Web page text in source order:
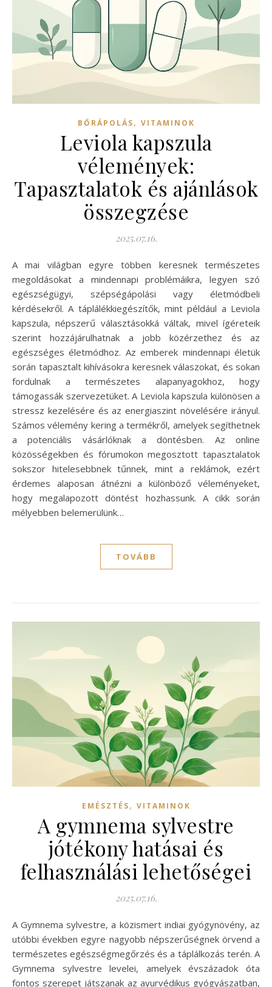
BŐRÁPOLÁS, VITAMINOK
Leviola kapszula
vélemények:
Tapasztalatok és ajánlások
összegzése
2025.07.16.
A mai világban egyre többen keresnek természetes
megoldásokat a mindennapi problémáikra, legyen szó
egészségügyi, szépségápolási vagy életmódbeli
kérdésekről. A táplálékkiegészítők, mint például a Leviola
kapszula, népszerű választásokká váltak, mivel ígéreteik
szerint hozzájárulhatnak a jobb közérzethez és az
egészséges életmódhoz. Az emberek mindennapi életük
során tapasztalt kihívásokra keresnek válaszokat, és sokan
fordulnak a természetes alapanyagokhoz, hogy
támogassák szervezetüket. A Leviola kapszula különösen a
stressz kezelésére és az energiaszint növelésére irányul.
Számos vélemény kering a termékről, amelyek segíthetnek
a potenciális vásárlóknak a döntésben. Az online
közösségekben és fórumokon megosztott tapasztalatok
sokszor hitelesebbnek tűnnek, mint a reklámok, ezért
érdemes alaposan átnézni a különböző véleményeket,
hogy megalapozott döntést hozhassunk. A cikk során
mélyebben belemerülünk…
TOVÁBB
EMÉSZTÉS, VITAMINOK
A gymnema sylvestre
jótékony hatásai és
felhasználási lehetőségei
2025.07.16.
A Gymnema sylvestre, a közismert indiai gyógynövény, az
utóbbi években egyre nagyobb népszerűségnek örvend a
természetes egészségmegőrzés és a táplálkozás terén. A
Gymnema sylvestre levelei, amelyek évszázadok óta
fontos szerepet játszanak az ayurvédikus gyógyászatban,